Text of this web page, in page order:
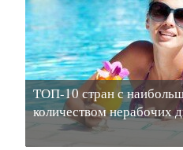
ТОП-10 стран с
количеством нерабочих